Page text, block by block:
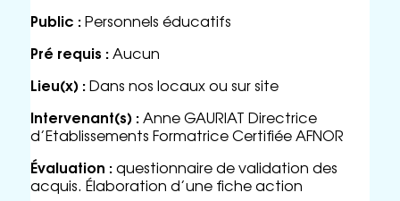
Public :Personnels éducatifs
Pré requis :Aucun
Lieu(x) :Dans nos locaux ou sur site
Intervenant(s) :Anne GAURIAT Directrice
d’Etablissements Formatrice Certifiée AFNOR
Évaluation :questionnaire de validation des
acquis. Élaboration d’une fiche action